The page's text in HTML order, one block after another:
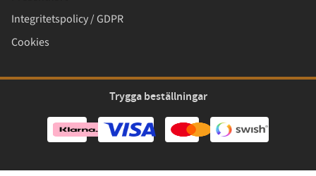
Integritetspolicy / GDPR
Cookies
Trygga beställningar